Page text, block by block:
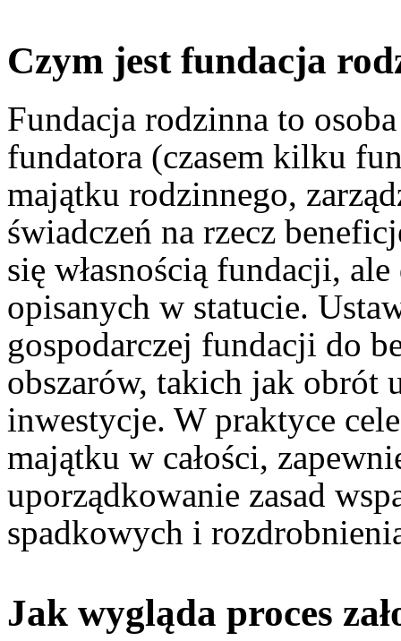
Czym jest fundacja
Fundacja rodzinna to
fundatora (czasem kilku
majątku rodzinnego,
świadczeń na rzecz
się własnością fundacji, ale
opisanych w statucie.
gospodarczej fundacji do
obszarów, takich jak obrót
inwestycje. W praktyce
majątku w całości,
uporządkowanie zasad
spadkowych i
Jak wygląda proces